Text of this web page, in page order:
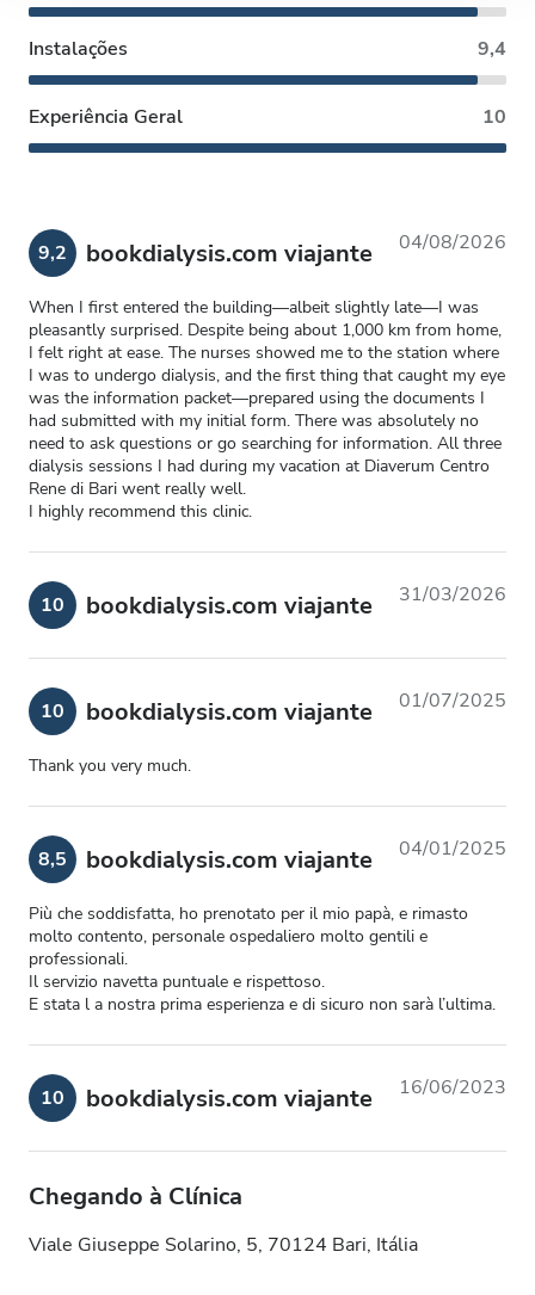
Instalações 9,4
Experiência Geral 10
9,2 bookdialysis.com viajante 04/08/2026
When I first entered the building—albeit slightly late—I was
pleasantly surprised. Despite being about 1,000 km from home,
I felt right at ease. The nurses showed me to the station where
I was to undergo dialysis, and the first thing that caught my eye
was the information packet—prepared using the documents I
had submitted with my initial form. There was absolutely no
need to ask questions or go searching for information. All three
dialysis sessions I had during my vacation at Diaverum Centro
Rene di Bari went really well.
I highly recommend this clinic.
10 bookdialysis.com viajante 31/03/2026
10 bookdialysis.com viajante 01/07/2025
Thank you very much.
8,5 bookdialysis.com viajante 04/01/2025
Più che soddisfatta, ho prenotato per il mio papà, e rimasto
molto contento, personale ospedaliero molto gentili e
professionali.
Il servizio navetta puntuale e rispettoso.
E stata l a nostra prima esperienza e di sicuro non sarà l’ultima.
10 bookdialysis.com viajante 16/06/2023
Chegando à Clínica
Viale Giuseppe Solarino, 5, 70124 Bari, Itália